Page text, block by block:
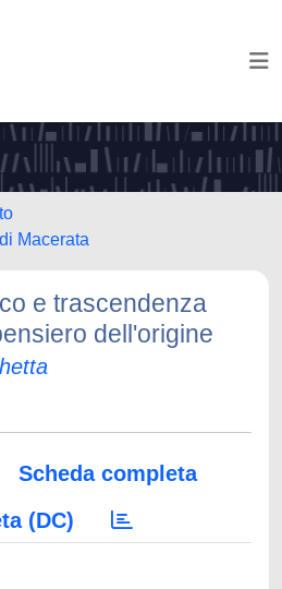
Macerata
e trascendenza
dell'origine
Scheda completa
(DC)